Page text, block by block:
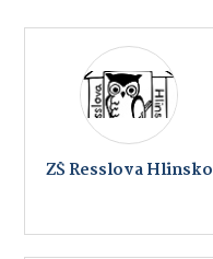
ZŠ Resslova Hlinsko